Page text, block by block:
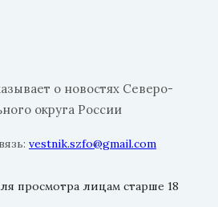
о новостях Северо-
округа России
vestnik.szfo@gmail.com
просмотра лицам старше 18